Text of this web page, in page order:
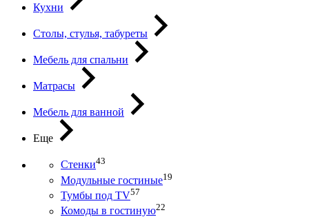
Кухни
Столы, стулья, табуреты
Мебель для спальни
Матрасы
Мебель для ванной
Еще
Стенки43
Модульные гостиные19
Тумбы под ТV57
Комоды в гостиную22